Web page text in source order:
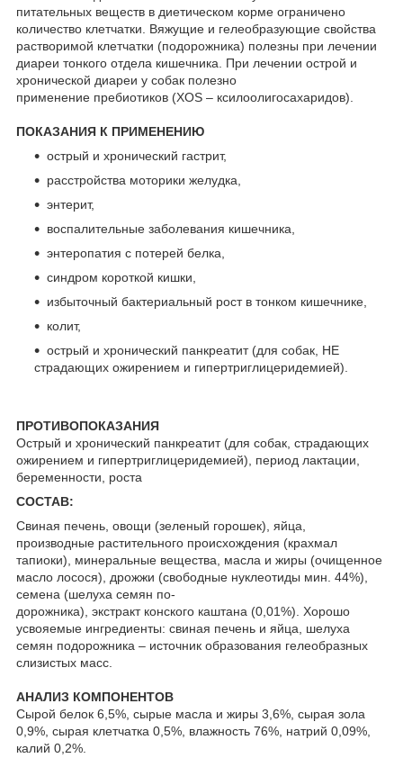
питательных веществ в диетическом корме ограничено
количество клетчатки. Вяжущие и гелеобразующие свойства
растворимой клетчатки (подорожника) полезны при лечении
диареи тонкого отдела кишечника. При лечении острой и
хронической диареи у собак полезно
применение пребиотиков (XOS – ксилоолигосахаридов).
ПОКАЗАНИЯ К ПРИМЕНЕНИЮ
острый и хронический гастрит,
расстройства моторики желудка,
энтерит,
воспалительные заболевания кишечника,
энтеропатия с потерей белка,
синдром короткой кишки,
избыточный бактериальный рост в тонком кишечнике,
колит,
острый и хронический панкреатит (для собак, НЕ
страдающих ожирением и гипертриглицеридемией).
ПРОТИВОПОКАЗАНИЯ
Острый и хронический панкреатит (для собак, страдающих
ожирением и гипертриглицеридемией), период лактации,
беременности, роста
СОСТАВ:
Свиная печень, овощи (зеленый горошек), яйца,
производные растительного происхождения (крахмал
тапиоки), минеральные вещества, масла и жиры (очищенное
масло лосося), дрожжи (свободные нуклеотиды мин. 44%),
семена (шелуха семян по-
дорожника), экстракт конского каштана (0,01%). Хорошо
усвояемые ингредиенты: свиная печень и яйца, шелуха
семян подорожника – источник образования гелеобразных
слизистых масс.
АНАЛИЗ КОМПОНЕНТОВ
Сырой белок 6,5%, сырые масла и жиры 3,6%, сырая зола
0,9%, сырая клетчатка 0,5%, влажность 76%, натрий 0,09%,
калий 0,2%.